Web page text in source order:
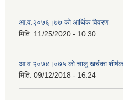
आ.व.२०७६।७७ को आर्थिक विवरण
मिति: 11/25/2020 - 10:30
आ.व.२०७४।०७५ को चालु खर्चका
मिति: 09/12/2018 - 16:24